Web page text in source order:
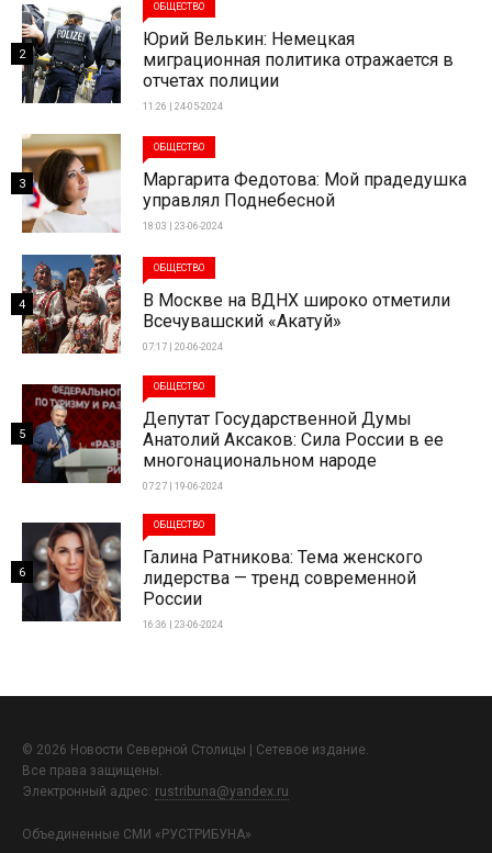
ОБЩЕСТВО
Юрий Велькин: Немецкая
миграционная политика отражается в
отчетах полиции
11:26 | 24-05-2024
2
ОБЩЕСТВО
Маргарита Федотова: Мой прадедушка
управлял Поднебесной
18:03 | 23-06-2024
3
ОБЩЕСТВО
В Москве на ВДНХ широко отметили
Всечувашский «Акатуй»
07:17 | 20-06-2024
4
ОБЩЕСТВО
Депутат Государственной Думы
Анатолий Аксаков: Сила России в ее
многонациональном народе
07:27 | 19-06-2024
5
ОБЩЕСТВО
Галина Ратникова: Тема женского
лидерства — тренд современной
России
16:36 | 23-06-2024
6
© 2026 Новости Северной Столицы | Сетевое издание.
Все права защищены.
Электронный адрес: rustribuna@yandex.ru
Объединенные СМИ «РУСТРИБУНА»